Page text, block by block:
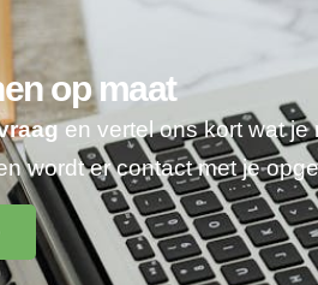
op maat
en vertel ons kort wat je
wordt er contact met je